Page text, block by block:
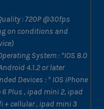
: 720P @30fps
on conditions and
System : *IOS 8.0
4.1.2 or later
Devices : * IOS iPhone
6 Plus , ipad mini 2, ipad
+ cellular , ipad mini 3